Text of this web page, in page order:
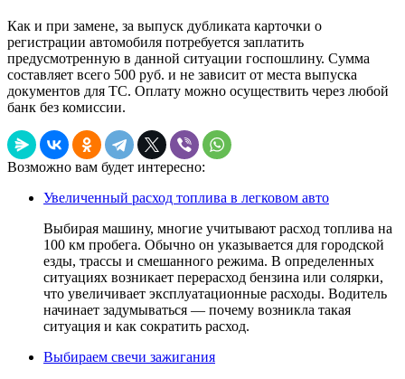
Как и при замене, за выпуск дубликата карточки о
регистрации автомобиля потребуется заплатить
предусмотренную в данной ситуации госпошлину. Сумма
составляет всего 500 руб. и не зависит от места выпуска
документов для ТС. Оплату можно осуществить через любой
банк без комиссии.
Возможно вам будет интересно:
Увеличенный расход топлива в легковом авто
Выбирая машину, многие учитывают расход топлива на
100 км пробега. Обычно он указывается для городской
езды, трассы и смешанного режима. В определенных
ситуациях возникает перерасход бензина или солярки,
что увеличивает эксплуатационные расходы. Водитель
начинает задумываться — почему возникла такая
ситуация и как сократить расход.
Выбираем свечи зажигания